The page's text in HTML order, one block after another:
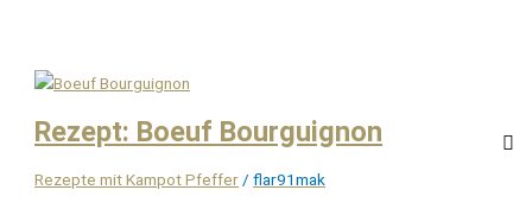
Rezept: Boeuf Bourguignon
Rezepte mit Kampot Pfeffer /flar91mak